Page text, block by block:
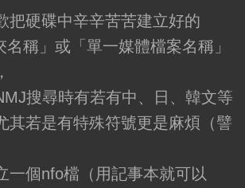
把硬碟中辛辛苦苦建立好的
名稱」或「單一媒體檔案名稱」
搜尋時有若有中、日、韓文等
其若是有特殊符號更是麻煩（譬
一個nfo檔（用記事本就可以